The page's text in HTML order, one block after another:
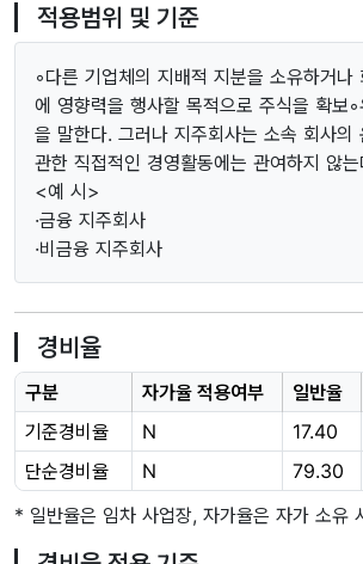
적용범위 및 기준
◦다른 기업체의 지배적 지분을 소유하거나
에 영향력을 행사할 목적으로 주식을 확보
을 말한다. 그러나 지주회사는 소속 회사의
관한 직접적인 경영활동에는 관여하지 않는
<예 시>
·금융 지주회사
·비금융 지주회사
경비율
구분 자가율 적용여부 일반율
기준경비율
N 17.40
단순경비율
N 79.30
* 일반율은 임차 사업장, 자가율은 자가 소유